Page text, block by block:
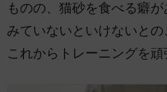
ものの、猫砂を食べる癖
みていないといけないと
これからトレーニングを頑